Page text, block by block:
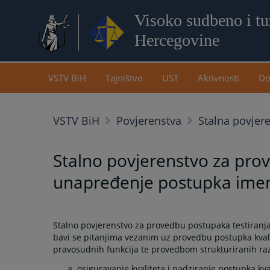
Visoko sudbeno i
Hercegovine
VSTV BiH Tajništvo UST Aktivnosti
VSTV BiH Povjerenstva Stalna
Stalno povjerenstvo za
unapređenje postupka
Stalno povjerenstvo za provedbu postupaka
bavi se pitanjima vezanim uz provedbu postupka
pravosudnih funkcija te provedbom strukturiranih